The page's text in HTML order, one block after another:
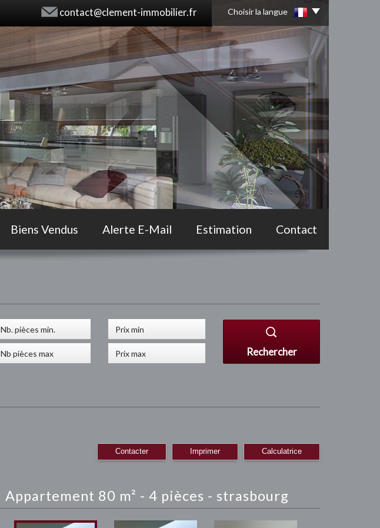
contact@clement-immobilier.fr Choisir la langue
Biens Vendus Alerte E-Mail Estimation Contact
Rechercher
Contacter Imprimer Calculatrice
appartement 80 m² - 4 pièces - strasbourg